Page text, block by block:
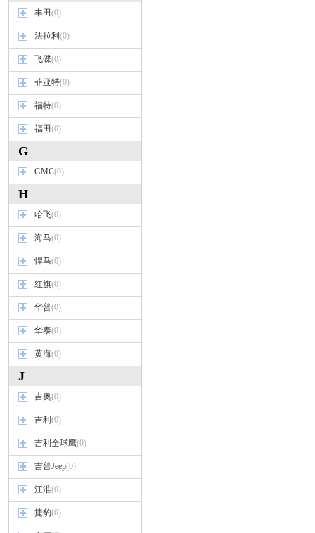
丰田(0)
法拉利 (0)
飞碟(0)
菲亚特(0)
福特(0)
福田(0)
G
GMC(0)
H
哈飞(0)
海马(0)
悍马(0)
红旗(0)
华普(0)
华泰(0)
黄海(0)
J
吉奥(0)
吉利 (0)
吉利全球鹰(0)
吉普Jeep(0)
江淮(0)
捷豹(0)